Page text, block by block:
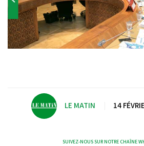
LE MATIN 14
SUIVEZ-NOUS SUR NOTRE CHAÎNE